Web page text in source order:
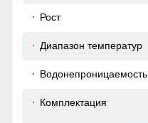
Рост
Диапазон температур
Водонепроницаемость
Комплектация